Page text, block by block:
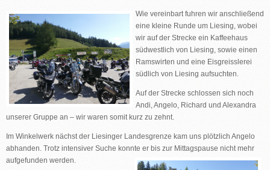
Wie vereinbart fuhren wir anschließend
eine kleine Runde um Liesing, wobei
wir auf der Strecke ein Kaffeehaus
südwestlich von Liesing, sowie einen
Ramswirten und eine Eisgreisslerei
südlich von Liesing aufsuchten.
Auf der Strecke schlossen sich noch
Andi, Angelo, Richard und Alexandra
unserer Gruppe an – wir waren somit kurz zu zehnt.
Im Winkelwerk nächst der Liesinger Landesgrenze kam uns plötzlich Angelo
abhanden. Trotz intensiver Suche konnte er bis zur Mittagspause nicht mehr
aufgefunden werden.